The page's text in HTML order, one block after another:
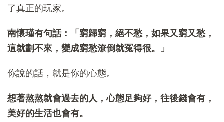
了真正的玩家。
南懷瑾有句話：「窮歸窮，絕不愁，如果又窮又愁，
這就劃不來，變成窮愁潦倒就冤得很。」
你說的話，就是你的心態。
想著熬熬就會過去的人，心態足夠好，往後錢會有，
美好的生活也會有。